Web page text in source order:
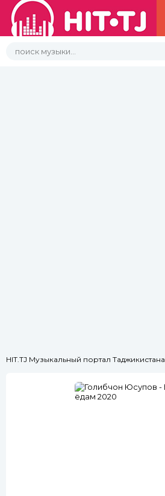
HIT.TJ Музыкальный портал Таджикистана